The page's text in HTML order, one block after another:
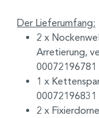
Der Lieferumfang:
2 x
Arretierung,
00072196781
1 x
00072196831
2 x